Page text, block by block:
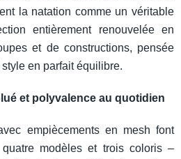
la natation comme un véritable
entièrement renouvelée en
et de constructions, pensée
en parfait équilibre.
et polyvalence au quotidien
empiècements en mesh font
modèles et trois coloris –